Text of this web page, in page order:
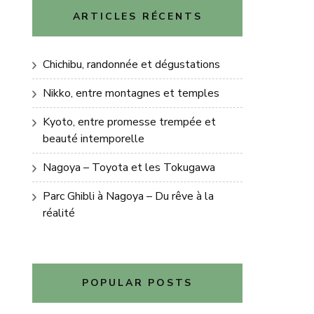
ARTICLES RÉCENTS
Chichibu, randonnée et dégustations
Nikko, entre montagnes et temples
Kyoto, entre promesse trempée et
beauté intemporelle
Nagoya – Toyota et les Tokugawa
Parc Ghibli à Nagoya – Du rêve à la
réalité
POPULAR POSTS